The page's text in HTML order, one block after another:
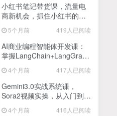
机操作单号月入4-5位数，低门槛【附指令+工具】
，单月涨粉3000+，新手小白也能做
小红书笔记带货课，流量电
商新机会，抓住小红书的流
5个月前 419人已阅读
AI商业编程智能体开发课：
掌握LangChain+LangGraph
心能力
4个月前 417人已阅读
Gemini3.0实战系统课，
Sora2视频实操，从入门到精
4个月前 416人已阅读